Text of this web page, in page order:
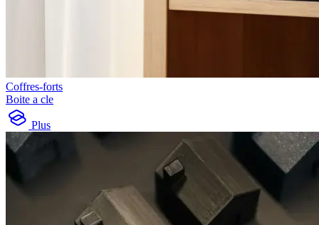
Coffres-forts
Boite a cle
Plus